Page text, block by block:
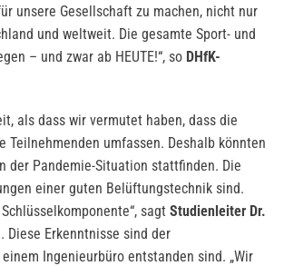
unsere Gesellschaft zu machen, nicht nur
und weltweit. Die gesamte Sport- und
– und zwar ab HEUTE!“, so DHfK-
als dass wir vermutet haben, dass die
umfassen. Deshalb könnten
der Pandemie-Situation stattfinden. Die
einer guten Belüftungstechnik sind.
sagt Studienleiter Dr.
Erkenntnisse sind der
Ingenieurbüro entstanden sind. „Wir